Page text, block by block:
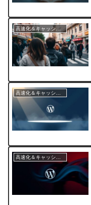
高速化＆キャッシュ管理
高速化＆キャッシュ管理